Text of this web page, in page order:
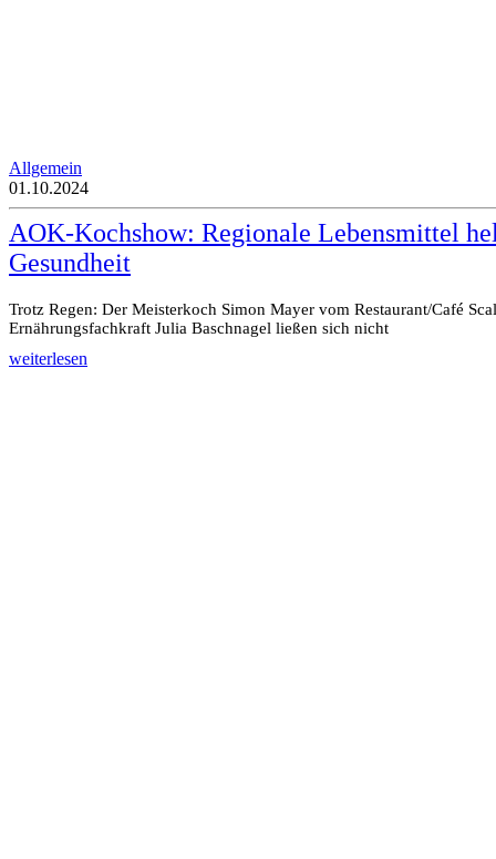
Allgemein
01.10.2024
AOK-Kochshow: Regionale Lebensmittel
Gesundheit
Trotz Regen: Der Meisterkoch Simon Mayer vom Restaurant/Café
Ernährungsfachkraft Julia Baschnagel ließen sich nicht
weiterlesen